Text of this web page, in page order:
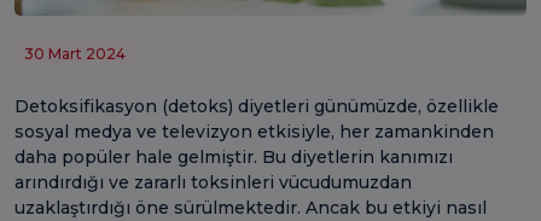
30 Mart 2024
Detoksifikasyon (detoks) diyetleri günümüzde, özellikle
sosyal medya ve televizyon etkisiyle, her zamankinden
daha popüler hale gelmiştir. Bu diyetlerin kanımızı
arındırdığı ve zararlı toksinleri vücudumuzdan
uzaklaştırdığı öne sürülmektedir. Ancak bu etkiyi nasıl